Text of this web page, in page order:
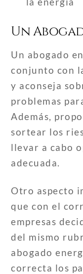
Un
Un abogado
conjunto con
y aconseja
problemas
Además,
sortear los
llevar a cabo
adecuada.
Otro aspecto
que con el
empresas
del mismo
abogado
correcta los